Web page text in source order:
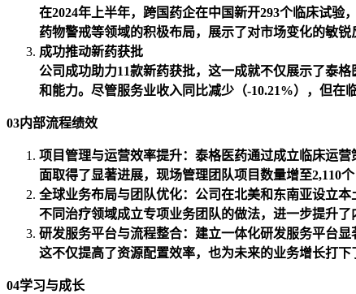
在2024年上半年，跨国药企在中国新开293个临床试验
药物警戒等领域的积极布局，展示了对市场变化的敏
成功推动新药获批
公司成功助力11款新药获批，这一成就不仅展示了泰
和能力。尽管服务业收入同比减少（-10.21%），但在
03内部流程绩效
项目管理与运营效率提升：泰格医药通过成立临床运
面取得了显著进展，现场管理团队项目数量增至2,110
全球业务布局与团队优化：公司在北美和东南亚设立
不同治疗领域成立专项业务团队的做法，进一步提升
研发服务平台与流程整合：建立一体化研发服务平台
这不仅提高了资源配置效率，也为未来的业务增长打下
04学习与成长